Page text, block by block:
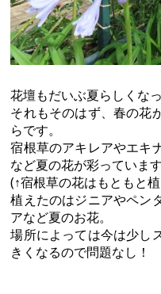
花壇もだいぶ夏らしくな
それもそのはず、春の花
らです。
宿根草のアキレアやエキ
など夏の花が彩っています
(↑宿根草の花はもともと
植えたのはジニアやペン
アなど夏のお花。
場所によっては今は少し
きくなるので問題なし！